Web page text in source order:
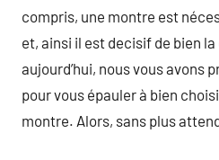
compris, une montre est
et, ainsi il est decisif de bien
aujourd’hui, nous vous avons
pour vous épauler à bien
montre. Alors, sans plus